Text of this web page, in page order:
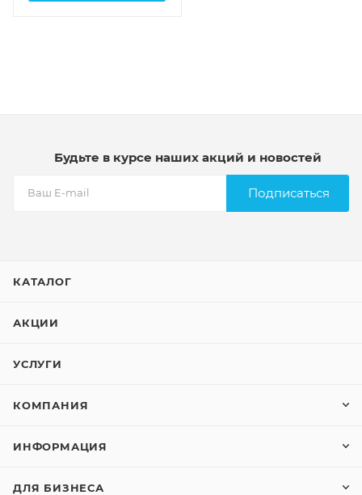
Будьте в курсе наших акций и новостей
Подписаться
КАТАЛОГ
АКЦИИ
УСЛУГИ
КОМПАНИЯ
ИНФОРМАЦИЯ
ДЛЯ БИЗНЕСА